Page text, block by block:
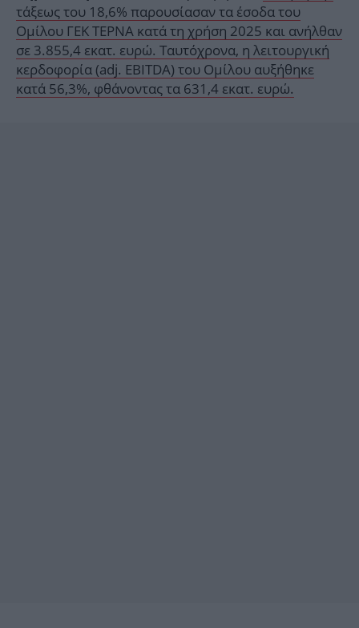
τάξεως του 18,6% παρουσίασαν τα έσοδα του
Ομίλου ΓΕΚ ΤΕΡΝΑ κατά τη χρήση 2025 και ανήλθαν
σε 3.855,4 εκατ. ευρώ. Ταυτόχρονα, η λειτουργική
κερδοφορία (adj. EBITDA) του Ομίλου αυξήθηκε
κατά 56,3%, φθάνοντας τα 631,4 εκατ. ευρώ.